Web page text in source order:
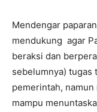
Mendengar
mendukung agar
beraksi dan
sebelumnya) tugas
pemerintah, namun
mampu